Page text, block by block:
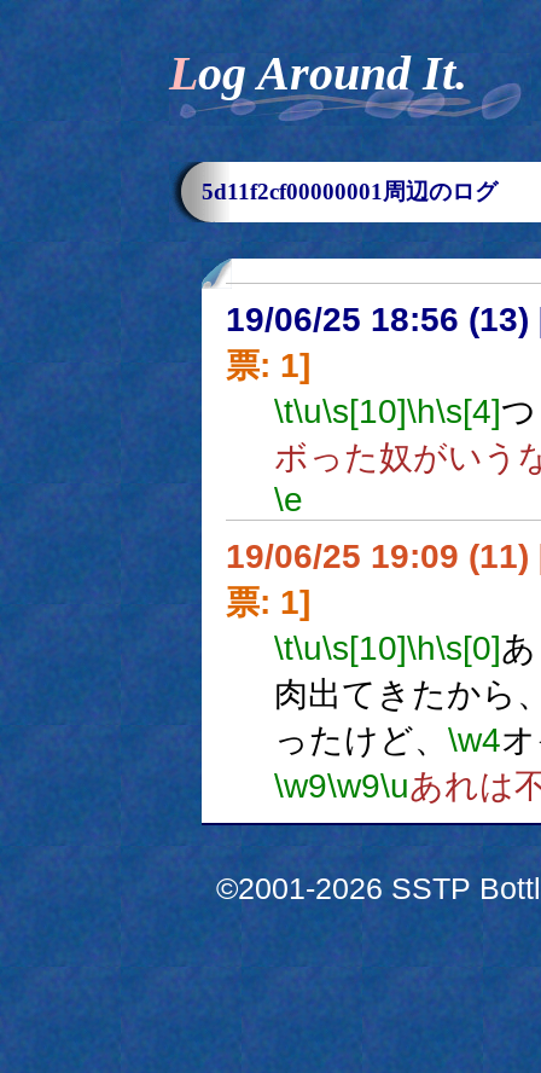
Log Around It.
5d11f2cf00000001周辺のログ
19/06/25 18:56 (13)
票: 1]
\t\u\s[10]\h\s[4]
ボった奴がいう
\e
19/06/25 19:09 (11)
票: 1]
\t\u\s[10]\h\s[0]
肉出てきたから
ったけど、 \w4
\w9\w9\uあれは
©2001-2026 SSTP